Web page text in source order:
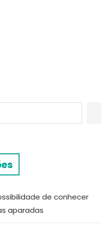
de conhecer
aparadas